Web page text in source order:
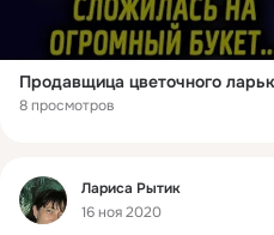
8 просмотров
Фид
Лариса Рытик
16 ноя 2020